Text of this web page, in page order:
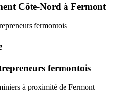
Côte-Nord à Fermont
fermontois